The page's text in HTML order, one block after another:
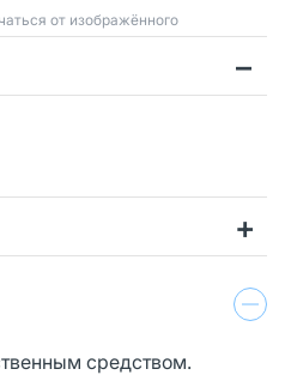
от изображённого
средством.